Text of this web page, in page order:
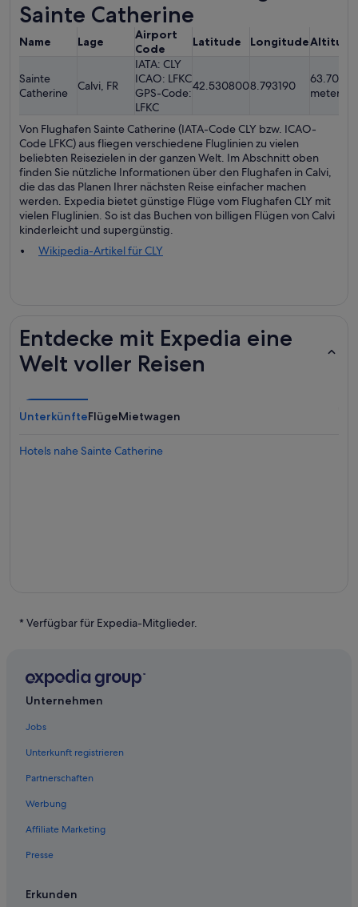
Sainte Catherine
Name Lage
Airport
Code
Latitude LongitudeAltitude
Sainte
Catherine
Calvi, FR
IATA: CLY
ICAO: LFKC
GPS-Code:
LFKC
42.5308008.793190
63.70
meters
Von Flughafen Sainte Catherine (IATA-Code CLY bzw. ICAO-
Code LFKC) aus fliegen verschiedene Fluglinien zu vielen
beliebten Reisezielen in der ganzen Welt. Im Abschnitt oben
finden Sie nützliche Informationen über den Flughafen in Calvi,
die das das Planen Ihrer nächsten Reise einfacher machen
werden. Expedia bietet günstige Flüge vom Flughafen CLY mit
vielen Fluglinien. So ist das Buchen von billigen Flügen von Calvi
kinderleicht und supergünstig.
Wikipedia-Artikel für CLY
Entdecke mit Expedia eine
Welt voller Reisen
UnterkünfteFlügeMietwagen
Hotels nahe Sainte Catherine
* Verfügbar für Expedia-Mitglieder.
Unternehmen
Jobs
Unterkunft registrieren
Partnerschaften
Werbung
Affiliate Marketing
Presse
Erkunden